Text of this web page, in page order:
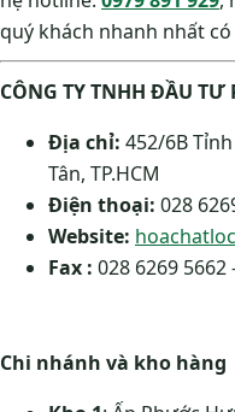
quý khách nhanh nhất
CÔNG TY TNHH ĐẦU TƯ
Địa chỉ: 452/6B
Tân, TP.HCM
Điện thoại: 028
Website:
Fax : 028 6269 5662
Chi nhánh và kho hàng